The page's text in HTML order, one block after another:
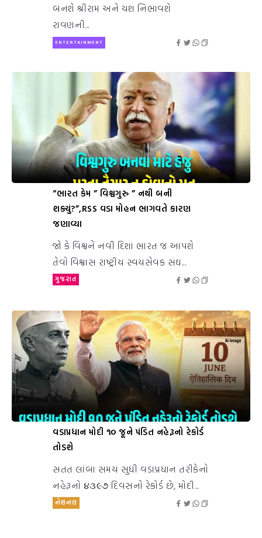
બનશે શ્રીરામ અને યશ નિભાવશે
રાવણની...
ENTERTAINMENT
“ભારત કેમ ” વિશ્વગુરુ ” નથી બની
શક્યું?”,RSS વડા મોહન ભાગવતે કારણ
જણાવ્યા
જો કે વિશ્વને નવી દિશા ભારત જ આપશે
તેવો વિશ્વાસ રાષ્ટ્રીય સ્વયંસેવક સંઘ...
ગુજરાત
વડાપ્રધાન મોદી ૧૦ જૂને પંડિત નહેરૂનો રેકોર્ડ
તોડશે
સતત લાંબા સમય સુધી વડાપ્રધાન તરીકેનો
નહેરૂનો ૪૩૯૭ દિવસનો રેકોર્ડ છે, મોદી...
નેશનલ